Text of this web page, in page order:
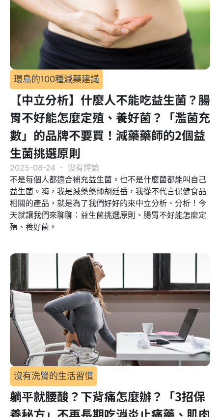
環島的100種減藥建議
【中立分析】什麼人不能吃益生菌？腸
胃不好能怎麼定殖、養好菌？「濫菌充
數」的品牌不要買！減藥藥師的2個益
生菌挑選原則
2025-08-24 ．
沒有評論
不是每個人都適合補充益生菌。也不是什麼菌都能叫自己
益生菌。嗨，我是減藥藥師胡廷岳，我從不代言保健食品
相關的產品，就是為了我們好好的來中立分析、分析！今
天就讓我們來聊聊：益生菌挑選原則、腸胃不好能怎麼定
殖、養好菌。
沒有洗腎的生活習慣
躺平就腰酸？下背痛怎麼辦？「3招保